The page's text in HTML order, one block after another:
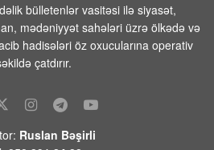
-Sülhü dönməz etmək üçün
ermənilərinin geri
kimi mövzuları davam
zəruridir
Ərəbistanı və
bülletenlər vasitəsi ilə siyasət,
mədəniyyət sahələri üzrə ölkədə və
hadisələri öz oxucularına operativ
çatdırır.
Ruslan Bəşirli